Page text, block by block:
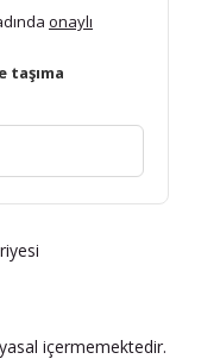
onaylı
taşıma
içermemektedir.